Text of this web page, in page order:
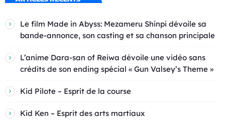
Le film Made in Abyss: Mezameru Shinpi dévoile sa
bande-annonce, son casting et sa chanson principale
L’anime Dara-san of Reiwa dévoile une vidéo sans
crédits de son ending spécial « Gun Valsey’s Theme »
Kid Pilote – Esprit de la course
Kid Ken – Esprit des arts martiaux